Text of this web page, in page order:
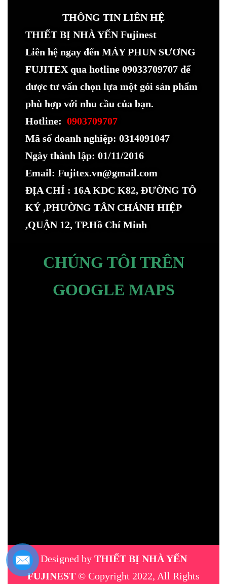
THÔNG TIN LIÊN HỆ
THIẾT BỊ NHÀ YẾN Fujinest
Liên hệ ngay đến MÁY PHUN SƯƠNG
FUJITEX qua hotline 09033709707 để
được tư vấn chọn lựa một gói sản phẩm
phù hợp với nhu cầu của bạn.
Hotline: 0903709707
Mã số doanh nghiệp: 0314091047
Ngày thành lập: 01/11/2016
Email: Fujitex.vn@gmail.com
ĐỊA CHỈ : 16A KDC K82, ĐƯỜNG TÔ
KÝ ,PHƯỜNG TÂN CHÁNH HIỆP
,QUẬN 12, TP.Hồ Chí Minh
CHÚNG TÔI TRÊN
GOOGLE MAPS
Designed by THIẾT BỊ NHÀ YẾN
FUJINEST © Copyright 2022, All Rights